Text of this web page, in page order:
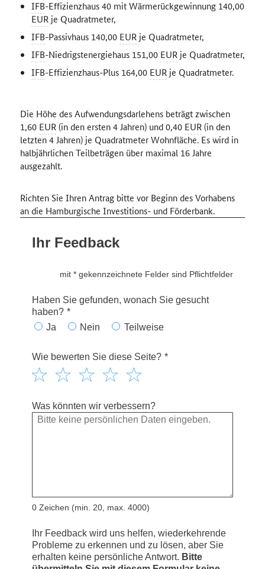
IFB-Effizienzhaus 40 mit Wärmerückgewinnung 140,00
EURje Quadratmeter,
IFB-Passivhaus 140,00 EURje Quadratmeter,
IFB-Niedrigstenergiehaus 151,00 EURje Quadratmeter,
IFB-Effizienzhaus-Plus 164,00 EURje Quadratmeter.
Die Höhe des Aufwendungsdarlehens beträgt zwischen
1,60 EUR(in den ersten 4 Jahren) und 0,40 EUR(in den
letzten 4 Jahren) je Quadratmeter Wohnfläche. Es wird in
halbjährlichen Teilbeträgen über maximal 16 Jahre
ausgezahlt.
Richten Sie Ihren Antrag bitte vor Beginn des Vorhabens
an die Hamburgische Investitions- und Förderbank.